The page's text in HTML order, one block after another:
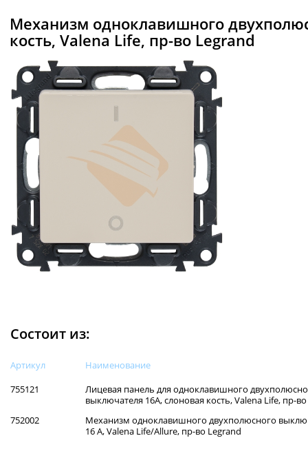
Механизм одноклавишного
кость, Valena Life, пр-во Legrand
Состоит из:
Артикул
Наименованиe
755121
Лицевая панель для одноклавишного
выключателя 16А, слоновая кость, Valena Life, пр-
752002
Механизм одноклавишного двухполюсного
16 А, Valena Life/Allure, пр-во Legrand